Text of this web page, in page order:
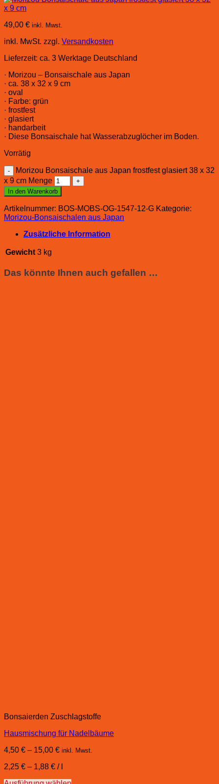
49,00 € inkl. Mwst.
inkl. MwSt. zzgl. Versandkosten
Lieferzeit: ca. 3 Werktage Deutschland
· Morizou – Bonsaischale aus Japan
· ca. 38 x 32 x 9 cm
· oval
· Farbe: grün
· frostfest
· glasiert
· handarbeit
· Diese Bonsaischale hat Wasserabzuglöcher im Boden.
Vorrätig
Morizou Bonsaischale aus Japan frostfest glasiert 38 x 32
x 9 cm Menge
In den Warenkorb
Artikelnummer: BOS-MOBS-OG-1547-12-G Kategorie:
Morizou-Bonsaischalen aus Japan
Zusätzliche Information
Gewicht 3 kg
Das könnte Ihnen auch gefallen …
Bonsaierden Zuschlagstoffe
Hausmischung für Nadelbäume
4,50 € – 15,00 € inkl. Mwst.
2,25 € – 1,88 € /